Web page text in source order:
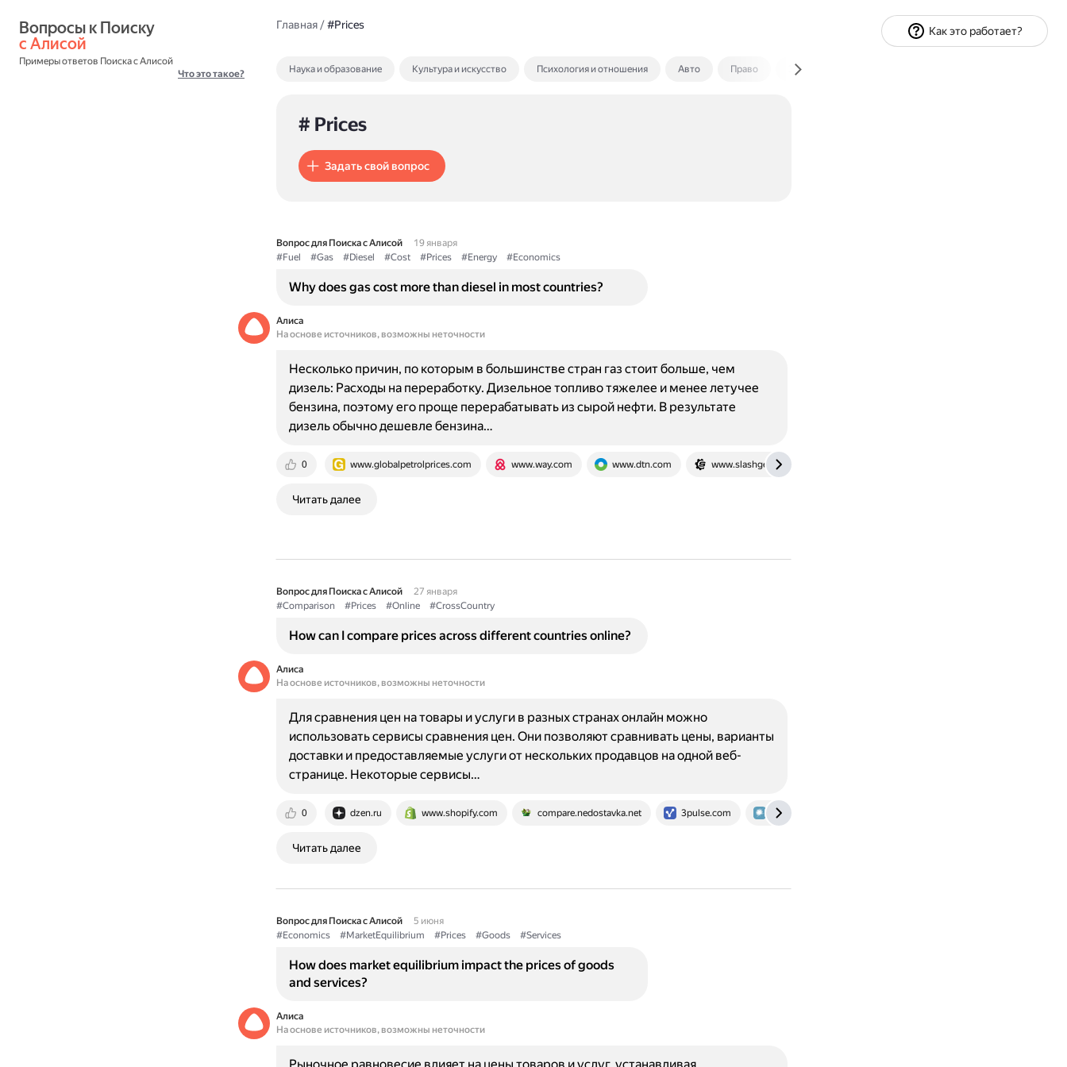
с Алисой
Примеры ответов Поиска с Алисой
Что это такое?
Главная/#Prices
Наука и образование Культура и искусство Психология и отношения Авто Право Экономика и финансы
# Prices
Задать свой вопрос
Вопрос для Поиска с Алисой
19 января
#Fuel
#Gas #Diesel #Cost #Prices #Energy #Economics
Why does gas cost more than diesel in most countries?
Алиса
На основе источников, возможны неточности
0 www.globalpetrolprices.com www.way.com www.dtn.com www.slashgear.com
Несколько причин, по которым в большинстве стран газ стоит больше, чем
дизель: Расходы на переработку. Дизельное топливо тяжелее и менее летучее
бензина, поэтому его проще перерабатывать из сырой нефти. В результате
дизель обычно дешевле бензина…
Читать далее
Вопрос для Поиска с Алисой
27 января
#Comparison
#Prices #Online #CrossCountry
How can I compare prices across different countries online?
Алиса
На основе источников, возможны неточности
0 dzen.ru www.shopify.com compare.nedostavka.net 3pulse.com habr.com
Для сравнения цен на товары и услуги в разных странах онлайн можно
использовать сервисы сравнения цен. Они позволяют сравнивать цены, варианты
доставки и предоставляемые услуги от нескольких продавцов на одной веб-
странице. Некоторые сервисы…
Читать далее
Вопрос для Поиска с Алисой
5 июня
#Economics
#MarketEquilibrium #Prices #Goods #Services
How does market equilibrium impact the prices of goods
and services?
Алиса
На основе источников, возможны неточности
Как это работает?